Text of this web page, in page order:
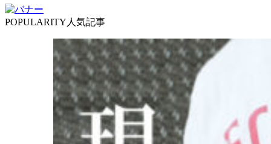
POPULARITY 人気記事